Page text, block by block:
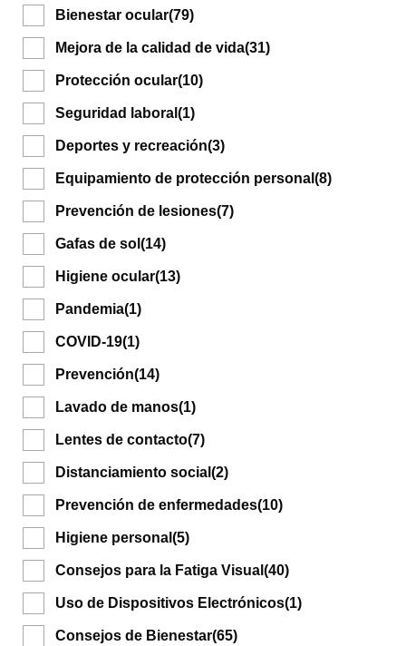
Bienestar ocular(79)
Mejora de la calidad de vida(31)
Protección ocular(10)
Seguridad laboral (1)
Deportes y recreación(3)
Equipamiento de protección personal (8)
Prevención de lesiones(7)
Gafas de sol (14)
Higiene ocular(13)
Pandemia(1)
COVID-19(1)
Prevención(14)
Lavado de manos(1)
Lentes de contacto(7)
Distanciamiento social (2)
Prevención de enfermedades(10)
Higiene personal (5)
Consejos para la Fatiga Visual (40)
Uso de Dispositivos Electrónicos(1)
Consejos de Bienestar(65)